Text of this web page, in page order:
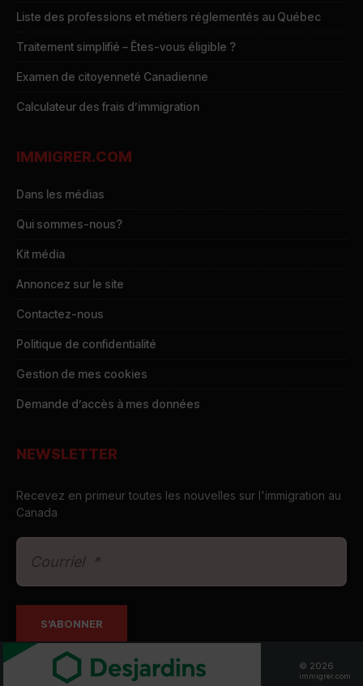
Liste des professions et métiers réglementés au Québec
Traitement simplifié – Êtes-vous éligible ?
Examen de citoyenneté Canadienne
Calculateur des frais d’immigration
IMMIGRER.COM
Dans les médias
Qui sommes-nous?
Kit média
Annoncez sur le site
Contactez-nous
Politique de confidentialité
Gestion de mes cookies
Demande d’accès à mes données
NEWSLETTER
Recevez en primeur toutes les nouvelles sur l'immigration au
Canada
© 2026
immigrer.com